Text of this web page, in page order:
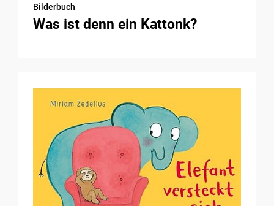
Bilderbuch
Was ist denn ein Kattonk?